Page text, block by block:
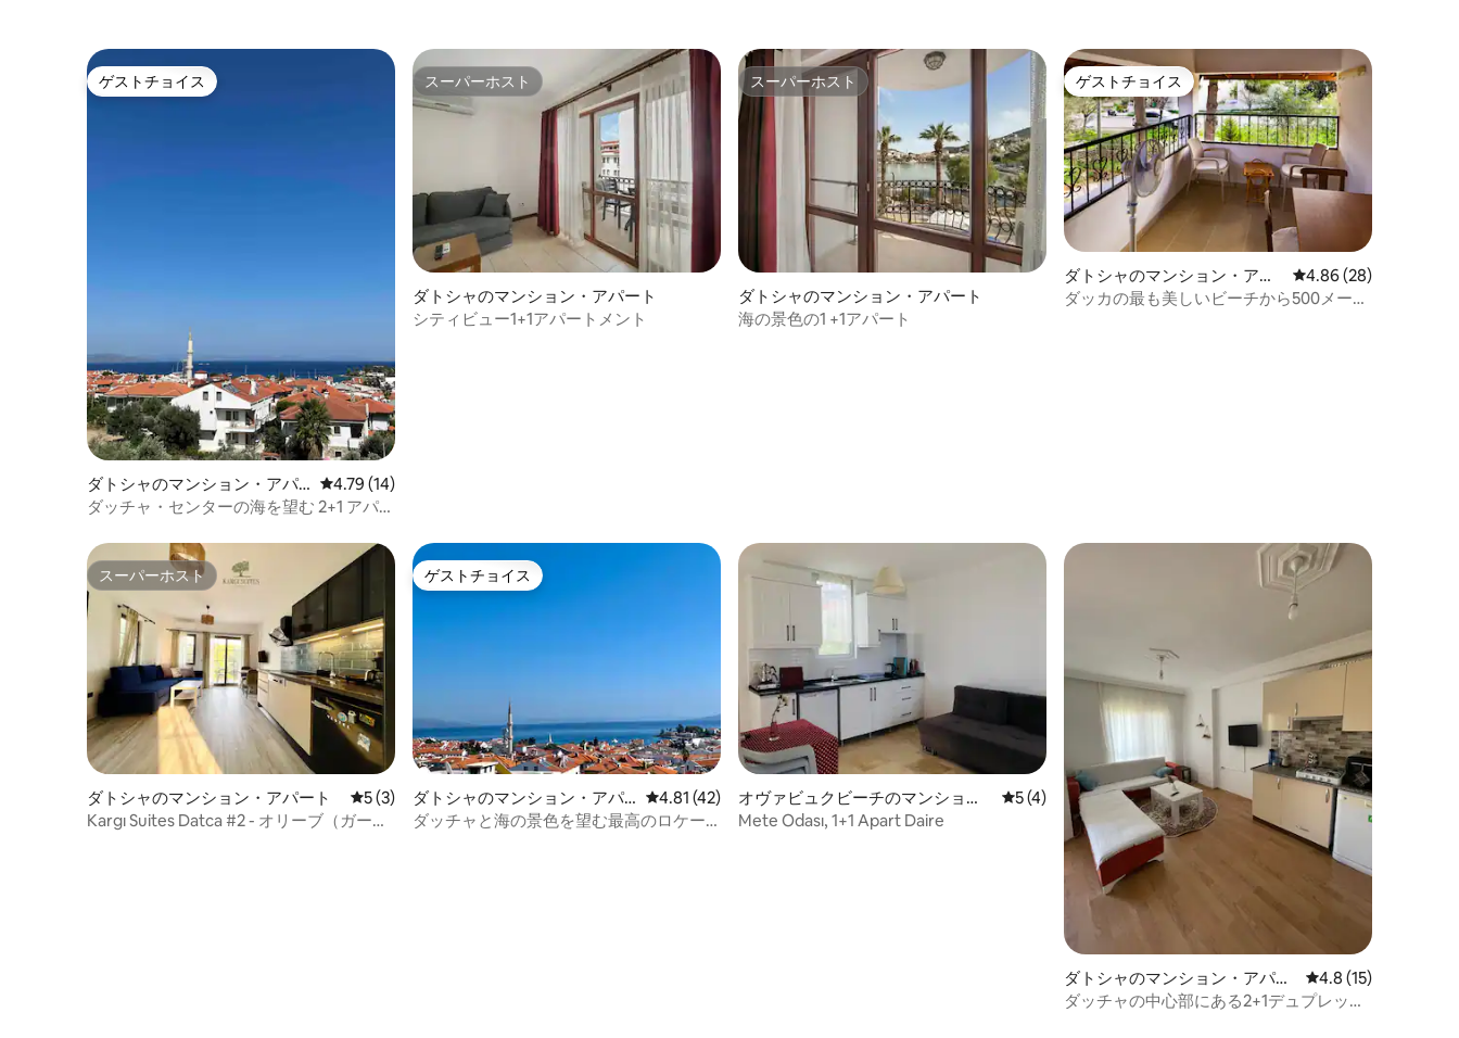
ゲストチョイス
ゲストチョイス
ダトシャのマンション・アパ
ート
レビュー14件、5つ星中4.79つ星の平均評価
4.79 (14)
ダッチャ・センターの海を望む 2+1 アパー
スーパーホスト
スーパーホスト
ダトシャのマンション・アパート
シティビュー1+1アパートメント
スーパーホスト
スーパーホスト
ダトシャのマンション・アパート
海の景色の1 +1アパート
ゲストチョイス
ゲストチョイス
ダトシャのマンション・アパ
ート
レビュー28件、5つ星
4.86 (28)
ダッカの最も美しいビーチから500メート
スーパーホスト
スーパーホスト
ダトシャのマンション・アパート レビュー3件、5つ星中5つ星の平均評価
5 (3)
Kargı Suites Datca #2 - オリーブ（ガーデ
ゲストチョイス
ゲストチョイス
ダトシャのマンション・アパ
ート
レビュー42件、5つ星中4.81つ星の平均評価
4.81 (42)
ダッチャと海の景色を望む最高のロケー
オヴァビュクビーチのマンショ
ン・アパート
レビュー4件、5つ星中5つ星の平均評価
5 (4)
Mete Odası, 1+1 Apart Daire
ダトシャのマンション・アパー
ト
レビュー15件、5つ
4.8 (15)
ダッチャの中心部にある2+1デュプレック